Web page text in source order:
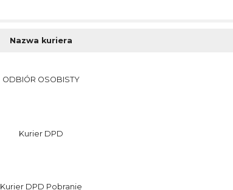
Nazwa kuriera
ODBIÓR OSOBISTY
Kurier DPD
Kurier DPD Pobranie